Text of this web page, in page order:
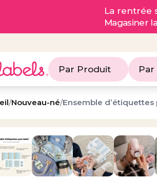
La rentrée
Magasiner
Par Produit Par
/Nouveau-né/Ensemble d’étiquettes